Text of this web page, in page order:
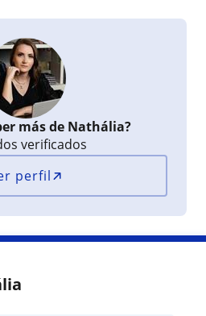
más de Nathália?
verificados
perfil